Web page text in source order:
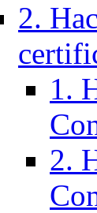
2.
1.
2.